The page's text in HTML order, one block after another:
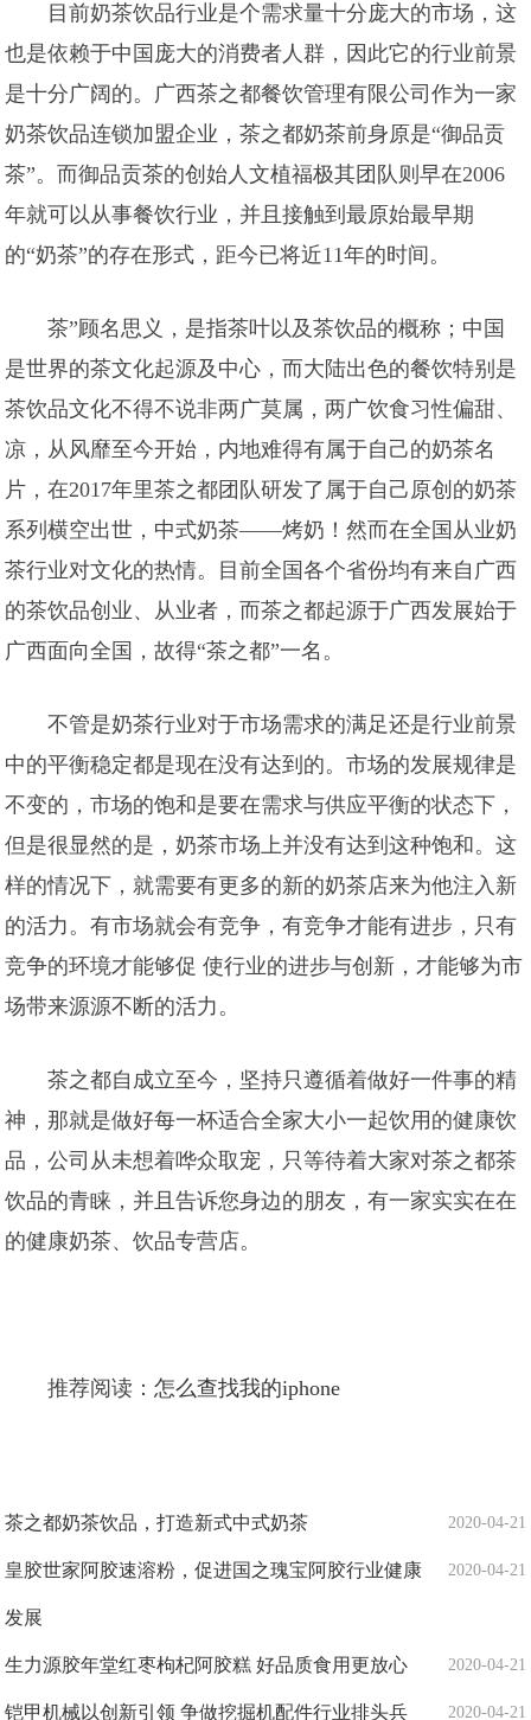
目前奶茶饮品行业是个需求量十分庞大的市场，这
也是依赖于中国庞大的消费者人群，因此它的行业前景
是十分广阔的。广西茶之都餐饮管理有限公司作为一家
奶茶饮品连锁加盟企业，茶之都奶茶前身原是“御品贡
茶”。而御品贡茶的创始人文植福极其团队则早在2006
年就可以从事餐饮行业，并且接触到最原始最早期
的“奶茶”的存在形式，距今已将近11年的时间。
茶”顾名思义，是指茶叶以及茶饮品的概称；中国
是世界的茶文化起源及中心，而大陆出色的餐饮特别是
茶饮品文化不得不说非两广莫属，两广饮食习性偏甜、
凉，从风靡至今开始，内地难得有属于自己的奶茶名
片，在2017年里茶之都团队研发了属于自己原创的奶茶
系列横空出世，中式奶茶——烤奶！然而在全国从业奶
茶行业对文化的热情。目前全国各个省份均有来自广西
的茶饮品创业、从业者，而茶之都起源于广西发展始于
广西面向全国，故得“茶之都”一名。
不管是奶茶行业对于市场需求的满足还是行业前景
中的平衡稳定都是现在没有达到的。市场的发展规律是
不变的，市场的饱和是要在需求与供应平衡的状态下，
但是很显然的是，奶茶市场上并没有达到这种饱和。这
样的情况下，就需要有更多的新的奶茶店来为他注入新
的活力。有市场就会有竞争，有竞争才能有进步，只有
竞争的环境才能够促 使行业的进步与创新，才能够为市
场带来源源不断的活力。
茶之都自成立至今，坚持只遵循着做好一件事的精
神，那就是做好每一杯适合全家大小一起饮用的健康饮
品，公司从未想着哗众取宠，只等待着大家对茶之都茶
饮品的青睐，并且告诉您身边的朋友，有一家实实在在
的健康奶茶、饮品专营店。
推荐阅读：怎么查找我的iphone
2020-04-21
茶之都奶茶饮品，打造新式中式奶茶
2020-04-21
皇胶世家阿胶速溶粉，促进国之瑰宝阿胶行业健康
发展
2020-04-21
生力源胶年堂红枣枸杞阿胶糕 好品质食用更放心
2020-04-21
铠甲机械以创新引领 争做挖掘机配件行业排头兵